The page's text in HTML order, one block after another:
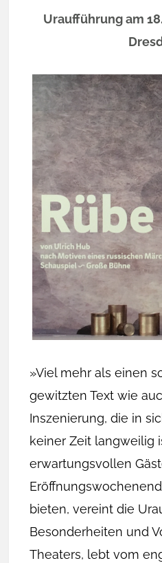
Uraufführung am
»Viel mehr als einen
gewitzten Text wie
Inszenierung, die in
keiner Zeit langweilig
erwartungsvollen
bieten, vereint die
Besonderheiten und
Theaters, lebt vom